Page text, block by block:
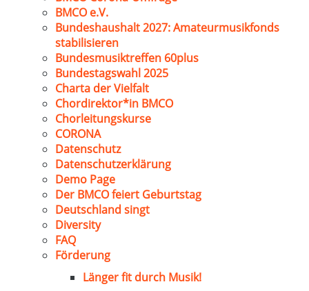
BMCO e.V.
Bundeshaushalt 2027: Amateurmusikfonds
stabilisieren
Bundesmusiktreffen 60plus
Bundestagswahl 2025
Charta der Vielfalt
Chordirektor*in BMCO
Chorleitungskurse
CORONA
Datenschutz
Datenschutzerklärung
Demo Page
Der BMCO feiert Geburtstag
Deutschland singt
Diversity
FAQ
Förderung
Länger fit durch Musik!